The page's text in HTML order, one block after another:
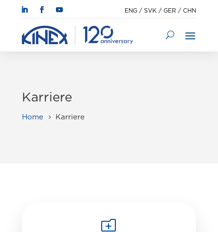
ENG /SVK /GER /CHN
Karriere
Home 5 Karriere
o